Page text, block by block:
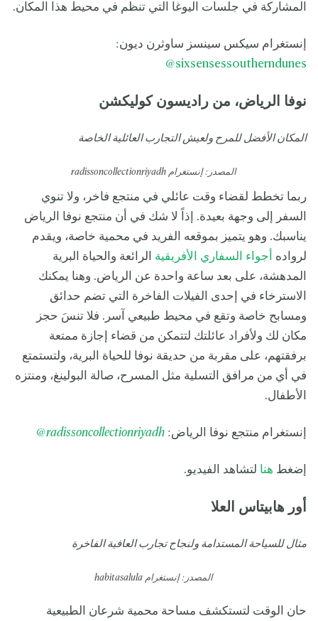
المشاركة في جلسات اليوغا التي تنظم في محيط هذا المكان.
إنستغرام سيكس سينسز ساوثرن ديون:
sixsensessoutherndunes@
نوفا الرياض، من راديسون كوليكشن
المكان الأفضل للمرح ولعيش التجارب العائلية الخاصة
المصدر: إنستغرامradissoncollectionriyadh
ربما تخطط لقضاء وقت عائلي في منتجع فاخر، ولا تنوي
السفر إلى وجهة بعيدة. إذاً لا شك في أن منتجع نوفا الرياض
يناسبك. وهو يتميز بموقعه الفريد في محمية خاصة، ويقدم
لرواده
أجواء السفاري الأفريقية الرائعة والحياة البرية
المدهشة، على بعد ساعة واحدة عن الرياض. وهنا يمكنك
الاسترخاء في إحدى الفيلات الفاخرة التي تضم حدائق
ومسابح خاصة وتقع في محيط طبيعي آسر. فلا تنسَ حجز
مكان لك ولأفراد عائلتك لتتمكن من قضاء إجازة ممتعة
برفقتهم، على مقربة من حديقة نوفا للحياة البرية، ولتستمتع
في أي من مرافق التسلية مثل المسرح، صالة البولينغ، ومنتزه
الأطفال.
إنستغرام منتجع نوفا الرياض: radissoncollectionriyadh
@
إضغط هنا لتشاهد الفيديو.
أور هابيتاس العلا
مثال للسياحة المستدامة ولنجاح تجارب العافية الفاخرة
المصدر: إنستغرامhabitasalula
حان الوقت لتستكشف مساحة محمية شرعان الطبيعية